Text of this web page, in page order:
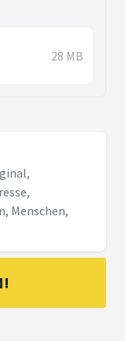
28 MB
Menschen,